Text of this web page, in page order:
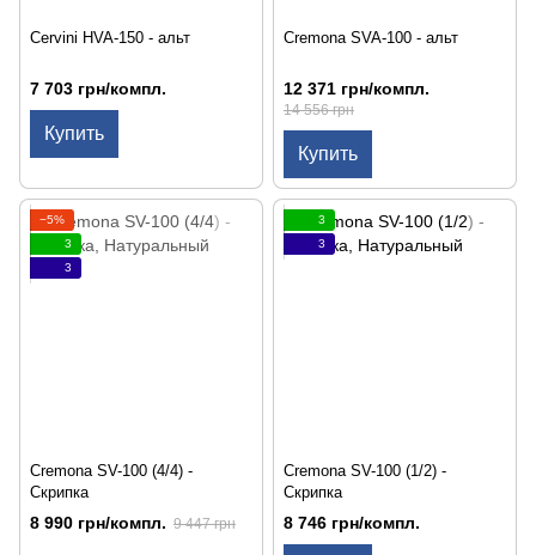
Cervini HVA-150 - альт
7 703 грн/компл.
Купить
Cremona SVA-100 - альт
12 371 грн/компл.
14 556 грн
Купить
−5%
3
3
Cremona SV-100 (4/4) -
Скрипка
8 990 грн/компл. 9 447 грн
3
3
Cremona SV-100 (1/2) -
Скрипка
8 746 грн/компл.